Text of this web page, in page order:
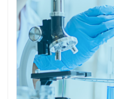
Votre
Numéro